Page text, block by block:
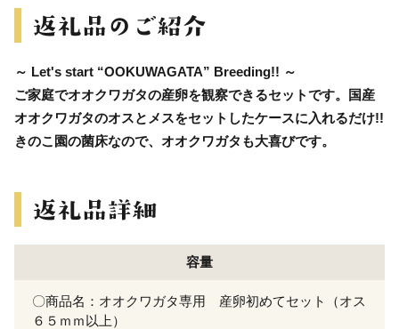
～ Let's start “OOKUWAGATA” Breeding!! ～
ご家庭でオオクワガタの産卵を観察できるセットです。国産
オオクワガタのオスとメスをセットしたケースに入れるだけ!!
きのこ園の菌床なので、オオクワガタも大喜びです。
容量
〇商品名：オオクワガタ専用 産卵初めてセット（オス
６５ｍｍ以上）